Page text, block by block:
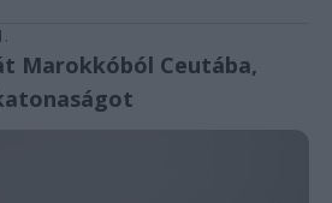
Marokkóból Ceutába,